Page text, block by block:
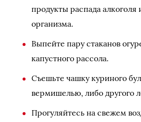
продукты распада алкоголя
организма.
Выпейте пару стаканов
капустного рассола.
Съешьте чашку куриного
вермишелью, либо другого
Прогуляйтесь на свежем